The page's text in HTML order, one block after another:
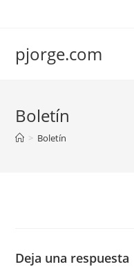
pjorge.com
Boletín
> Boletín
Deja una respuesta